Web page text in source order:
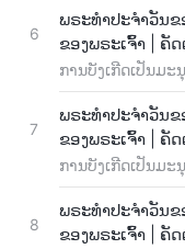
6
ພຣະທຳປະຈຳວັນຂ
ຂອງພຣະເຈົ້າ | ຄັ
ການບັງເກີດເປັນມະ
7
ພຣະທຳປະຈຳວັນຂ
ຂອງພຣະເຈົ້າ | ຄັ
ການບັງເກີດເປັນມະ
8
ພຣະທຳປະຈຳວັນຂ
ຂອງພຣະເຈົ້າ | ຄັ